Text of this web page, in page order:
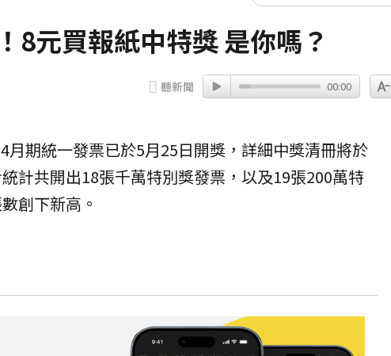
8元買報紙中特獎 是你嗎？
聽新聞 00:00
月期統一發票已於5月25日開獎，詳細中獎清冊將於
計共開出18張千萬特別獎發票，以及19張200萬特
創下新高。